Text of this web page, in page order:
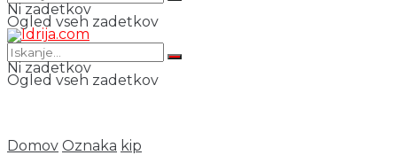
Ni zadetkov
Ogled vseh zadetkov
Ni zadetkov
Ogled vseh zadetkov
Domov Oznaka kip